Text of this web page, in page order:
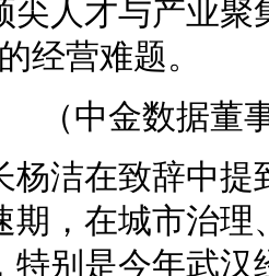
尖人才与产业
经营难题。
（中金数据董
杨洁在致辞中
期，在城市治
特别是今年武